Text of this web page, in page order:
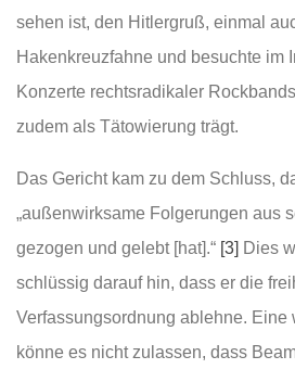
sehen ist, den Hitlergruß, einmal
Hakenkreuzfahne und besuchte im
Konzerte rechtsradikaler
zudem als Tätowierung trägt.
Das Gericht kam zu dem Schluss,
„außenwirksame Folgerungen aus
gezogen und gelebt [hat].“ [3] Dies
schlüssig darauf hin, dass er die
Verfassungsordnung ablehne. Eine
könne es nicht zulassen, dass